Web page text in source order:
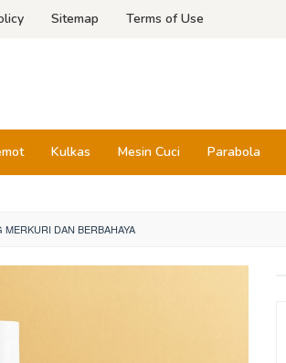
Sitemap Terms of Use
Kulkas Mesin Cuci Parabola
DAN BERBAHAYA